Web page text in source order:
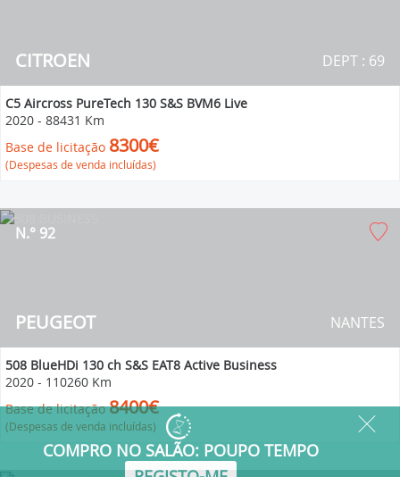
CITROEN DEPT : 69
C5 Aircross PureTech 130 S&S BVM6 Live
2020 - 88431 Km
Base de licitação 8300€
(Despesas de venda incluídas)
PEUGEOT
N.° 92
NANTES
508 BlueHDi 130 ch S&S EAT8 Active Business
2020 - 110260 Km
Base de licitação 8400€
(Despesas de venda incluídas)